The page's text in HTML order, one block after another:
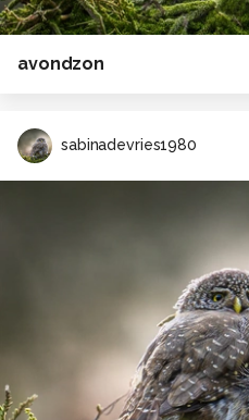
avondzon
sabinadevries1980